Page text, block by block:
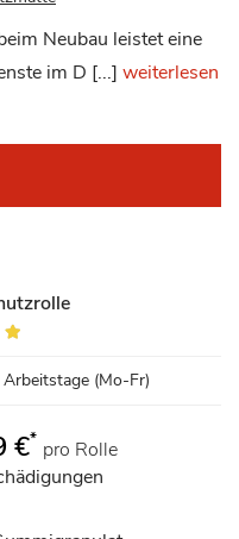
Neubau leistet eine
im D [...] weiterlesen
(Mo-Fr)
€* pro Rolle